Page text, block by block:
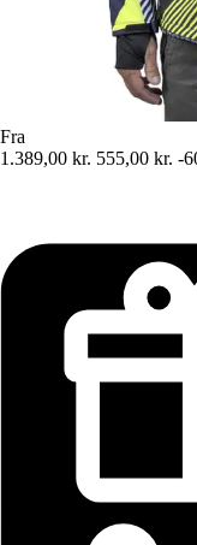
Fra
1.389,00 kr. 555,00 kr. -